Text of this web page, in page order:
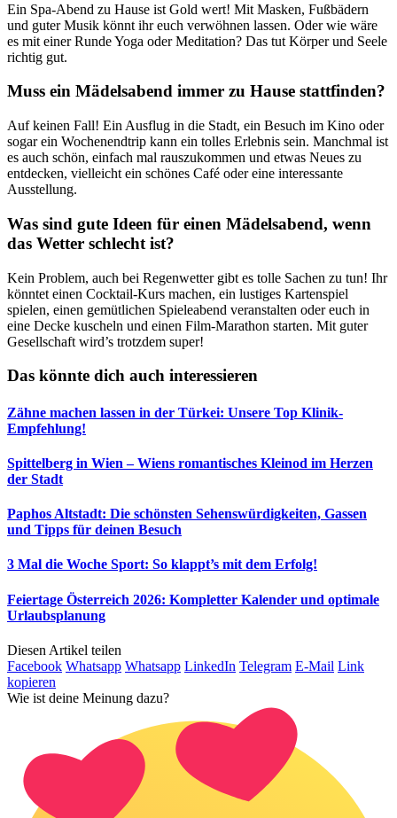
Ein Spa-Abend zu Hause ist Gold wert! Mit Masken, Fußbädern
und guter Musik könnt ihr euch verwöhnen lassen. Oder wie wäre
es mit einer Runde Yoga oder Meditation? Das tut Körper und Seele
richtig gut.
Muss ein Mädelsabend immer zu Hause stattfinden?
Auf keinen Fall! Ein Ausflug in die Stadt, ein Besuch im Kino oder
sogar ein Wochenendtrip kann ein tolles Erlebnis sein. Manchmal ist
es auch schön, einfach mal rauszukommen und etwas Neues zu
entdecken, vielleicht ein schönes Café oder eine interessante
Ausstellung.
Was sind gute Ideen für einen Mädelsabend, wenn
das Wetter schlecht ist?
Kein Problem, auch bei Regenwetter gibt es tolle Sachen zu tun! Ihr
könntet einen Cocktail-Kurs machen, ein lustiges Kartenspiel
spielen, einen gemütlichen Spieleabend veranstalten oder euch in
eine Decke kuscheln und einen Film-Marathon starten. Mit guter
Gesellschaft wird’s trotzdem super!
Das könnte dich auch interessieren
Zähne machen lassen in der Türkei: Unsere Top Klinik-
Empfehlung!
Spittelberg in Wien – Wiens romantisches Kleinod im Herzen
der Stadt
Paphos Altstadt: Die schönsten Sehenswürdigkeiten, Gassen
und Tipps für deinen Besuch
3 Mal die Woche Sport: So klappt’s mit dem Erfolg!
Feiertage Österreich 2026: Kompletter Kalender und optimale
Urlaubsplanung
Diesen Artikel teilen
Facebook Whatsapp Whatsapp LinkedIn Telegram E-Mail Link
kopieren
Wie ist deine Meinung dazu?